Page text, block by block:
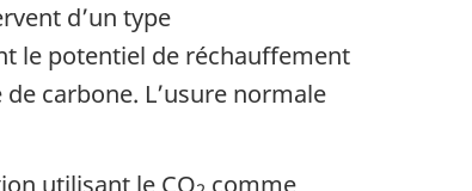
d’un type
le potentiel de réchauffement
carbone. L’usure normale
utilisant le CO comme